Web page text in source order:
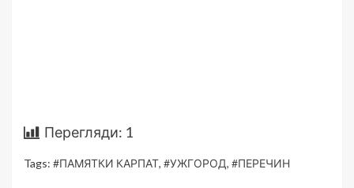
Перегляди: 1
Tags: #ПАМЯТКИ КАРПАТ, #УЖГОРОД, #ПЕРЕЧИН